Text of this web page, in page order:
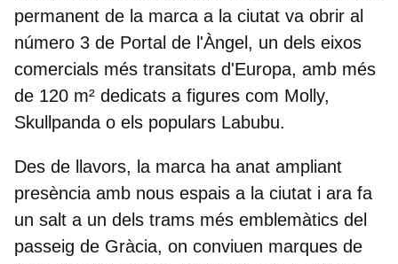
permanent de la marca a la ciutat va obrir al
número 3 de Portal de l'Àngel, un dels eixos
comercials més transitats d'Europa, amb més
de 120 m² dedicats a figures com Molly,
Skullpanda o els populars Labubu.
Des de llavors, la marca ha anat ampliant
presència amb nous espais a la ciutat i ara fa
un salt a un dels trams més emblemàtics del
passeig de Gràcia, on conviuen marques de